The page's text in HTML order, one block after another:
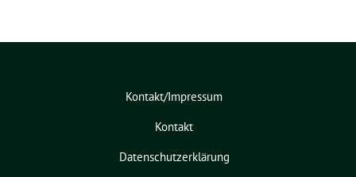
Kontakt/Impressum
Kontakt
Datenschutzerklärung